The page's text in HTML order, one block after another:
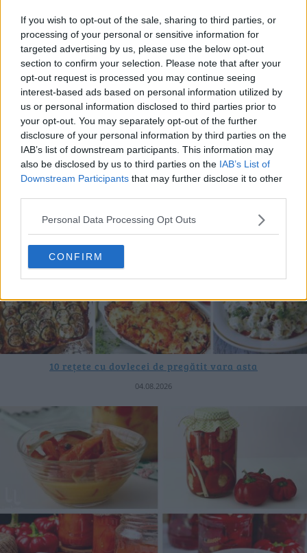
If you wish to opt-out of the sale, sharing to third parties, or
processing of your personal or sensitive information for
targeted advertising by us, please use the below opt-out
section to confirm your selection. Please note that after your
opt-out request is processed you may continue seeing
interest-based ads based on personal information utilized by
us or personal information disclosed to third parties prior to
your opt-out. You may separately opt-out of the further
disclosure of your personal information by third parties on the
IAB’s list of downstream participants. This information may
also be disclosed by us to third parties on the IAB’s List of
Downstream Participants that may further disclose it to other
Personal Data Processing Opt Outs
CONFIRM
20 de rețete de salate de vară fără prelucrare termică
06.08.2026
10 rețete cu dovlecei de pregătit vara asta
04.08.2026